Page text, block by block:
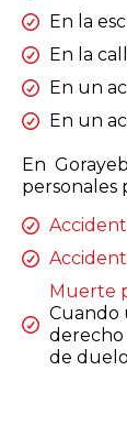
En la
En la
En un
En un
En
personales
Muerte
Cuando
derecho
de